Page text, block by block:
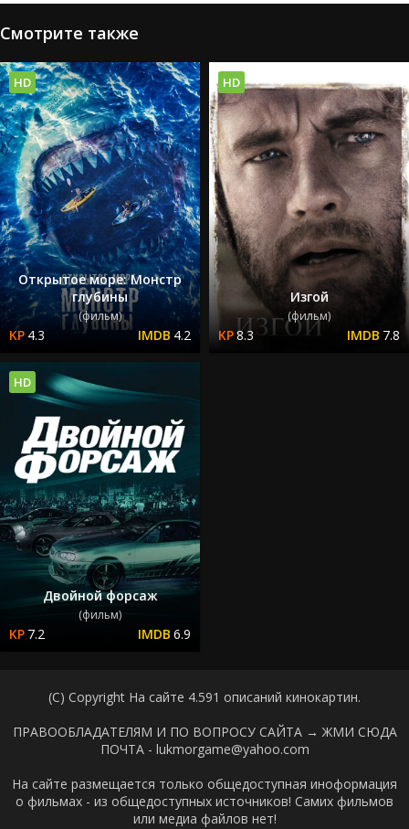
Смотрите также
Открытое море: Монстр
глубины
(фильм)
4.3 4.2
HD
Изгой
(фильм)
8.3 7.8
HD
Двойной форсаж
(фильм)
7.2 6.9
HD
(C) Copyright На сайте 4.591 описаний кинокартин.
ПРАВООБЛАДАТЕЛЯМ И ПО ВОПРОСУ САЙТА → ЖМИ СЮДА
ПОЧТА - lukmorgame@yahoo.com
На сайте размещается только общедоступная иноформация
о фильмах - из общедоступных источников! Самих фильмов
или медиа файлов нет!